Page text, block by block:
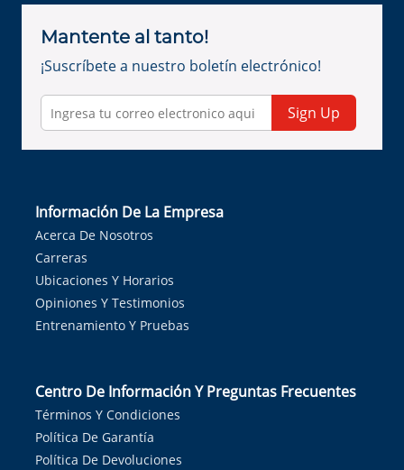
Mantente al tanto!
¡Suscríbete a nuestro boletín electrónico!
Sign Up
Información De La Empresa
Acerca De Nosotros
Carreras
Ubicaciones Y Horarios
Opiniones Y Testimonios
Entrenamiento Y Pruebas
Centro De Información Y Preguntas Frecuentes
Términos Y Condiciones
Política De Garantía
Política De Devoluciones